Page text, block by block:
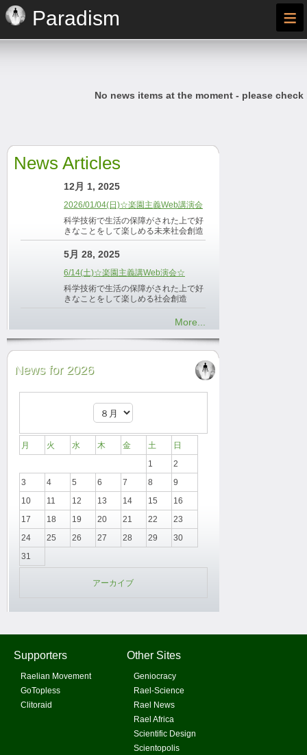
Paradism ≡
No news items at the moment - please
News Articles
12月 1, 2025
2026/01/04(日)☆楽園主義Web講演会
科学技術で生活の保障がされた上で好
きなことをして楽しめる未来社会創造
5月 28, 2025
6/14(土)☆楽園主義講Web演会☆
科学技術で生活の保障がされた上で好
きなことをして楽しめる社会創造
More...
News for 2026
月 火 水 木 金 土
日
1
2
3
4 5 6 7 8
9
10
11 12 13 14 15
16
17
18 19 20 21 22
23
24
25 26 27 28 29
30
31
アーカイブ
Supporters
Raelian Movement
GoTopless
Clitoraid
Other Sites
Geniocracy
Rael-Science
Rael News
Rael Africa
Scientific Design
Scientopolis